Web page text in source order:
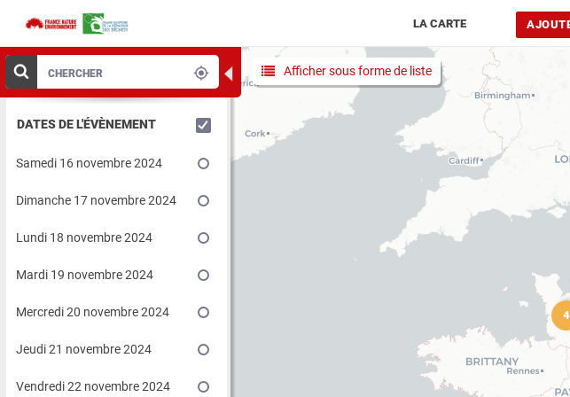
LA CARTE
◀
DATES DE L'ÉVÈNEMENT
Samedi 16 novembre 2024
Dimanche 17 novembre 2024
Lundi 18 novembre 2024
Mardi 19 novembre 2024
Mercredi 20 novembre 2024
Jeudi 21 novembre 2024
Vendredi 22 novembre 2024
Afficher sous forme de liste
4